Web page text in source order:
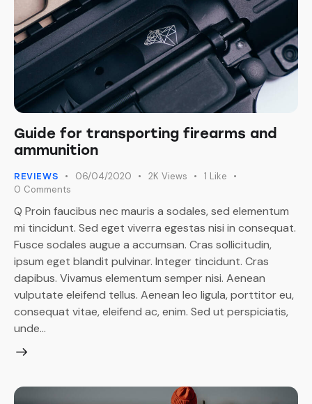
Guide for transporting firearms and
ammunition
REVIEWS 06/04/2020 2K Views 1 Like
0 Comments
Q Proin faucibus nec mauris a sodales, sed elementum
mi tincidunt. Sed eget viverra egestas nisi in consequat.
Fusce sodales augue a accumsan. Cras sollicitudin,
ipsum eget blandit pulvinar. Integer tincidunt. Cras
dapibus. Vivamus elementum semper nisi. Aenean
vulputate eleifend tellus. Aenean leo ligula, porttitor eu,
consequat vitae, eleifend ac, enim. Sed ut perspiciatis,
unde…